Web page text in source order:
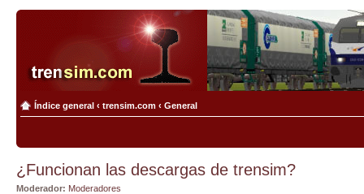
Índice general ‹ trensim.com ‹ General
¿Funcionan las descargas de trensim?
Moderador: Moderadores